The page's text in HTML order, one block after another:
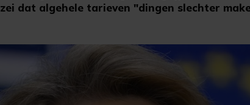
zei dat algehele tarieven "dingen slechter